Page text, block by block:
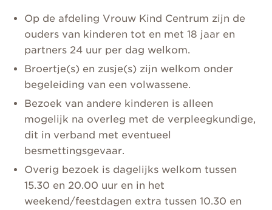
Op de afdeling Vrouw Kind Centrum zijn de
ouders van kinderen tot en met 18 jaar en
partners 24 uur per dag welkom.
Broertje(s) en zusje(s) zijn welkom onder
begeleiding van een volwassene.
Bezoek van andere kinderen is alleen
mogelijk na overleg met de verpleegkundige,
dit in verband met eventueel
besmettingsgevaar.
Overig bezoek is dagelijks welkom tussen
15.30 en 20.00 uur en in het
weekend/feestdagen extra tussen 10.30 en